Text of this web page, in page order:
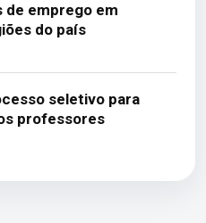
de emprego em
do país
seletivo para
professores